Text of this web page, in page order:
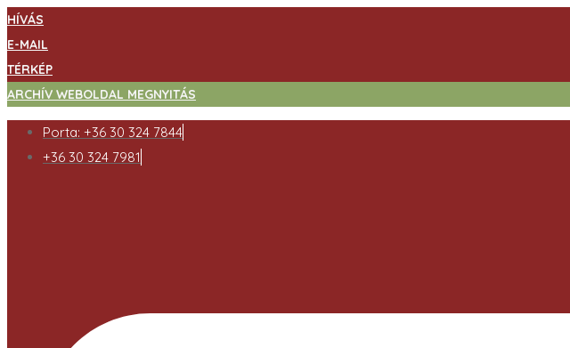
HÍVÁS
E-MAIL
TÉRKÉP
ARCHÍV WEBOLDAL MEGNYITÁS
Porta: +36 30 324 7844
+36 30 324 7981